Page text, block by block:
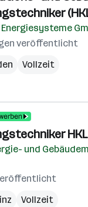
Energiesysteme
veröffentlicht
Vollzeit
und
Vollzeit